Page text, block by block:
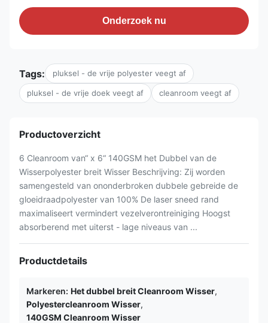
Onderzoek nu
Tags: pluksel - de vrije polyester veegt af
pluksel - de vrije doek veegt af cleanroom veegt af
Productoverzicht
6 Cleanroom van“ x 6“ 140GSM het Dubbel van de
Wisserpolyester breit Wisser Beschrijving: Zij worden
samengesteld van ononderbroken dubbele gebreide de
gloeidraadpolyester van 100% De laser sneed rand
maximaliseert vermindert vezelverontreiniging Hoogst
absorberend met uiterst - lage niveaus van ...
Productdetails
Markeren: Het dubbel breit Cleanroom Wisser,
Polyestercleanroom Wisser,
140GSM Cleanroom Wisser